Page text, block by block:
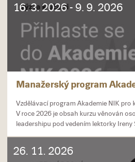
16. 3. 2026 - 9. 9. 2026
Manažerský program
Vzdělávací program Akademie NIK pro
V roce 2026 je obsah kurzu věnován
leadershipu pod vedením lektorky Ireny
26. 11. 2026